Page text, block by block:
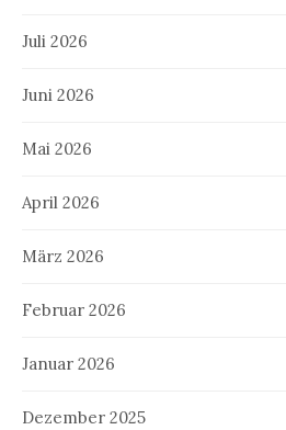
Juli 2026
Juni 2026
Mai 2026
April 2026
März 2026
Februar 2026
Januar 2026
Dezember 2025